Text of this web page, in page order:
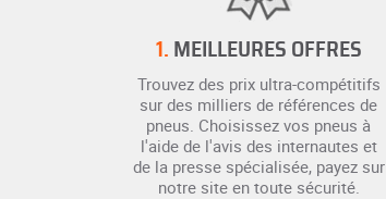
1. MEILLEURES OFFRES
Trouvez des prix ultra-compétitifs
sur des milliers de références de
pneus. Choisissez vos pneus à
l'aide de l'avis des internautes et
de la presse spécialisée, payez sur
notre site en toute sécurité.